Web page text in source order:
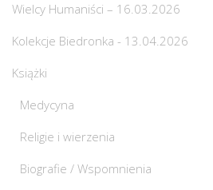
Wielcy Humaniści – 16.03.2026
Kolekcje Biedronka - 13.04.2026
Książki
Medycyna
Religie i wierzenia
Biografie / Wspomnienia